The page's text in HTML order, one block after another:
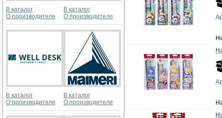
В каталог
О производителе
В каталог
О производителе
В каталог
О производителе
В каталог
О производителе